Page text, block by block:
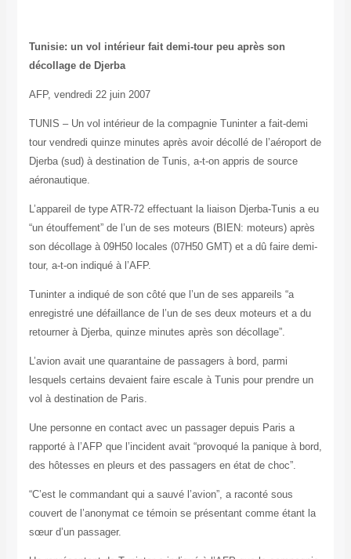
Tunisie: un vol intérieur fait demi-tour peu après son
décollage de Djerba
AFP, vendredi 22 juin 2007
TUNIS – Un vol intérieur de la compagnie Tuninter a fait-demi
tour vendredi quinze minutes après avoir décollé de l’aéroport de
Djerba (sud) à destination de Tunis, a-t-on appris de source
aéronautique.
L’appareil de type ATR-72 effectuant la liaison Djerba-Tunis a eu
“un étouffement” de l’un de ses moteurs (BIEN: moteurs) après
son décollage à 09H50 locales (07H50 GMT) et a dû faire demi-
tour, a-t-on indiqué à l’AFP.
Tuninter a indiqué de son côté que l’un de ses appareils “a
enregistré une défaillance de l’un de ses deux moteurs et a du
retourner à Djerba, quinze minutes après son décollage”.
L’avion avait une quarantaine de passagers à bord, parmi
lesquels certains devaient faire escale à Tunis pour prendre un
vol à destination de Paris.
Une personne en contact avec un passager depuis Paris a
rapporté à l’AFP que l’incident avait “provoqué la panique à bord,
des hôtesses en pleurs et des passagers en état de choc”.
“C’est le commandant qui a sauvé l’avion”, a raconté sous
couvert de l’anonymat ce témoin se présentant comme étant la
sœur d’un passager.